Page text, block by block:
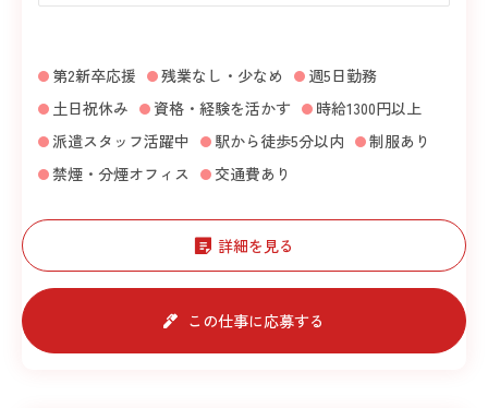
第2新卒応援 残業なし・少なめ
週5日勤務
土日祝休み
資格・経験を活かす
時給1300円以上
派遣スタッフ活躍中
駅から徒歩5分以内
制服あり
禁煙・分煙オフィス
交通費あり
詳細を見る
この仕事に応募する